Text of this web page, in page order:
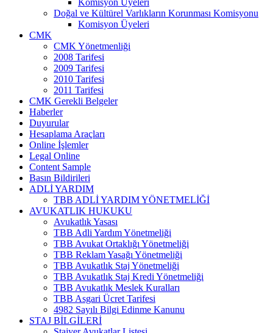
Komisyon Üyeleri
Doğal ve Kültürel Varlıkların Korunması Komisyonu
Komisyon Üyeleri
CMK
CMK Yönetmenliği
2008 Tarifesi
2009 Tarifesi
2010 Tarifesi
2011 Tarifesi
CMK Gerekli Belgeler
Haberler
Duyurular
Hesaplama Araçları
Online İşlemler
Legal Online
Content Sample
Basın Bildirileri
ADLİ YARDIM
TBB ADLİ YARDIM YÖNETMELİĞİ
AVUKATLIK HUKUKU
Avukatlık Yasası
TBB Adli Yardım Yönetmeliği
TBB Avukat Ortaklığı Yönetmeliği
TBB Reklam Yasağı Yönetmeliği
TBB Avukatlık Staj Yönetmeliği
TBB Avukatlık Staj Kredi Yönetmeliği
TBB Avukatlık Meslek Kuralları
TBB Asgari Ücret Tarifesi
4982 Sayılı Bilgi Edinme Kanunu
STAJ BİLGİLERİ